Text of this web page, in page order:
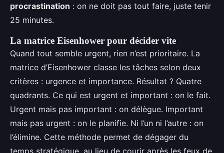
procrastination : on ne doit pas tout faire, juste tenir
25 minutes.
La matrice Eisenhower pour décider vite
Quand tout semble urgent, rien n’est prioritaire. La
matrice d’Eisenhower classe les tâches selon deux
critères : urgence et importance. Résultat ? Quatre
quadrants. Ce qui est urgent et important : on le fait.
Urgent mais pas important : on délègue. Important
mais pas urgent : on le planifie. Ni l’un ni l’autre : on
l’élimine. Cette méthode permet de dégager du
temps stratégique, au lieu de courir après les feux de